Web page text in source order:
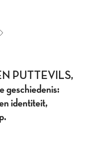
PUTTEVILS,
geschiedenis:
identiteit,